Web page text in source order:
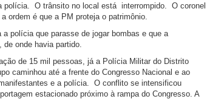
polícia. O trânsito no local está interrompido. O coronel
ordem é que a PM proteja o patrimônio.
polícia que parasse de jogar bombas e que a
onde havia partido.
de 15 mil pessoas, já a Polícia Militar do Distrito
caminhou até a frente do Congresso Nacional e ao
e a polícia. O conflito se intensificou
estacionado próximo à rampa do Congresso. A